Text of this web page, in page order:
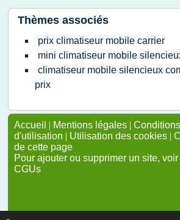
Thèmes associés
prix climatiseur mobile carrier
mini climatiseur mobile
climatiseur mobile silencieux
prix
Accueil | Mentions légales |
d'utilisation | Utilisation des cookies |
de cette page
Pour ajouter ou supprimer un site,
CGUs